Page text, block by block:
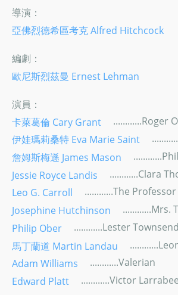
導演：
亞佛烈德希區考克 Alfred Hitchcock
編劇：
歐尼斯烈茲曼 Ernest Lehman
演員：
卡萊葛倫 Cary Grant
............Roger
伊娃瑪莉桑特 Eva Marie Saint
詹姆斯梅遜 James Mason
Jessie Royce Landis
............Clara
Leo G. Carroll
............The Professor
Josephine Hutchinson
............Mrs.
Philip Ober
............Lester Townsend
馬丁蘭道 Martin Landau
Adam Williams
............Valerian
Edward Platt
............Victor Larrabee